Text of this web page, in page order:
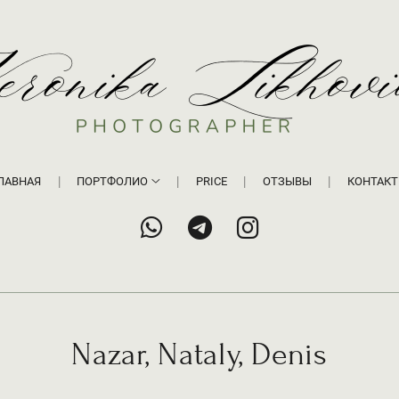
ПОРТФОЛИО PRICE ОТЗЫВЫ
Nazar, Nataly, Denis